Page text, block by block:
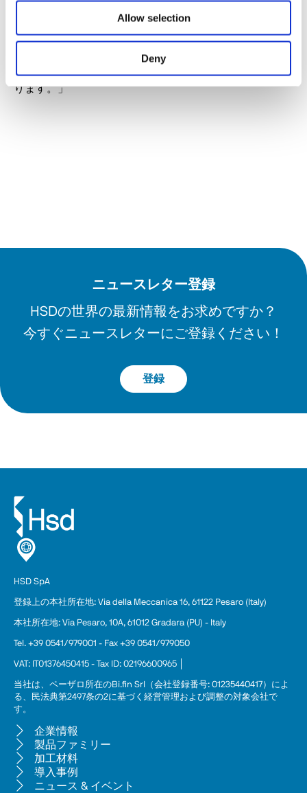
Allow selection
Deny
データの取得機能が組み合わされ、加工オペレーション
中のスピンドル状態をリアルタイムで監視できるように
なります。
ホール12、スタンドA16にて皆様のお越しをお待ちしてお
ります。」
ニュースレター登録
HSDの世界の最新情報をお求めですか？
今すぐニュースレターにご登録ください！
登録
HSD SpA
登録上の本社所在地: Via della Meccanica 16, 61122 Pesaro (Italy)
本社所在地: Via Pesaro, 10A, 61012 Gradara (PU) - Italy
Tel. +39 0541/979001 - Fax +39 0541/979050
VAT: IT01376450415 - Tax ID: 02196600965 │
当社は、ペーザロ所在のBi.fin Srl（会社登録番号: 01235440417）によ
る、民法典第2497条の2に基づく経営管理および調整の対象会社で
す。
企業情報
製品ファミリー
加工材料
導入事例
ニュース & イベント